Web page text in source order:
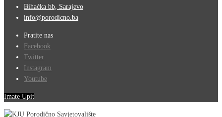
Bihaćka bb, Sarajevo
info@porodicno.ba
Pratite nas
Facebook
Twitter
Instagram
Youtube
Imate Upit